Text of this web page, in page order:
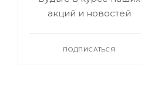
акций и новостей
ПОДПИСАТЬСЯ